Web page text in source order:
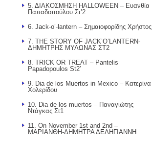
5. ΔΙΑΚΟΣΜΗΣΗ HALLOWEEN – Ευανθία
Παπαδοπούλου Στ’2
6. Jack-o’-lantern – Σημαιοφορίδης Χρήστος
7. THE STORY OF JACK’O’LANTERN-
ΔΗΜΗΤΡΗΣ ΜΥΛΩΝΑΣ ΣΤ2
8. TRICK OR TREAT – Pantelis
Papadopoulos St2′
9. Dia de los Muertos in Mexico – Κατερίνα
Χολερίδου
10. Dia de los muertos – Παναγιώτης
Ντάγκας Στ1
11. On November 1st and 2nd –
ΜΑΡΙΑΝΘΗ-ΔΗΜΗΤΡΑ ΔΕΛΗΓΙΑΝΝΗ